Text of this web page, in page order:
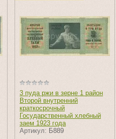
3 пуда ржи в зерне 1 район
Второй внутренний
краткосрочный
Государственный хлебный
заем 1923 года
Артикул: Б889